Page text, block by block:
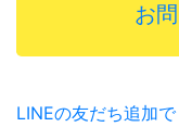
お
LINEの友だち追加で